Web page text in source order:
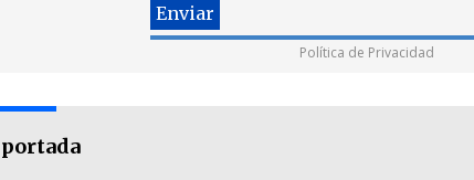
Política de Privacidad